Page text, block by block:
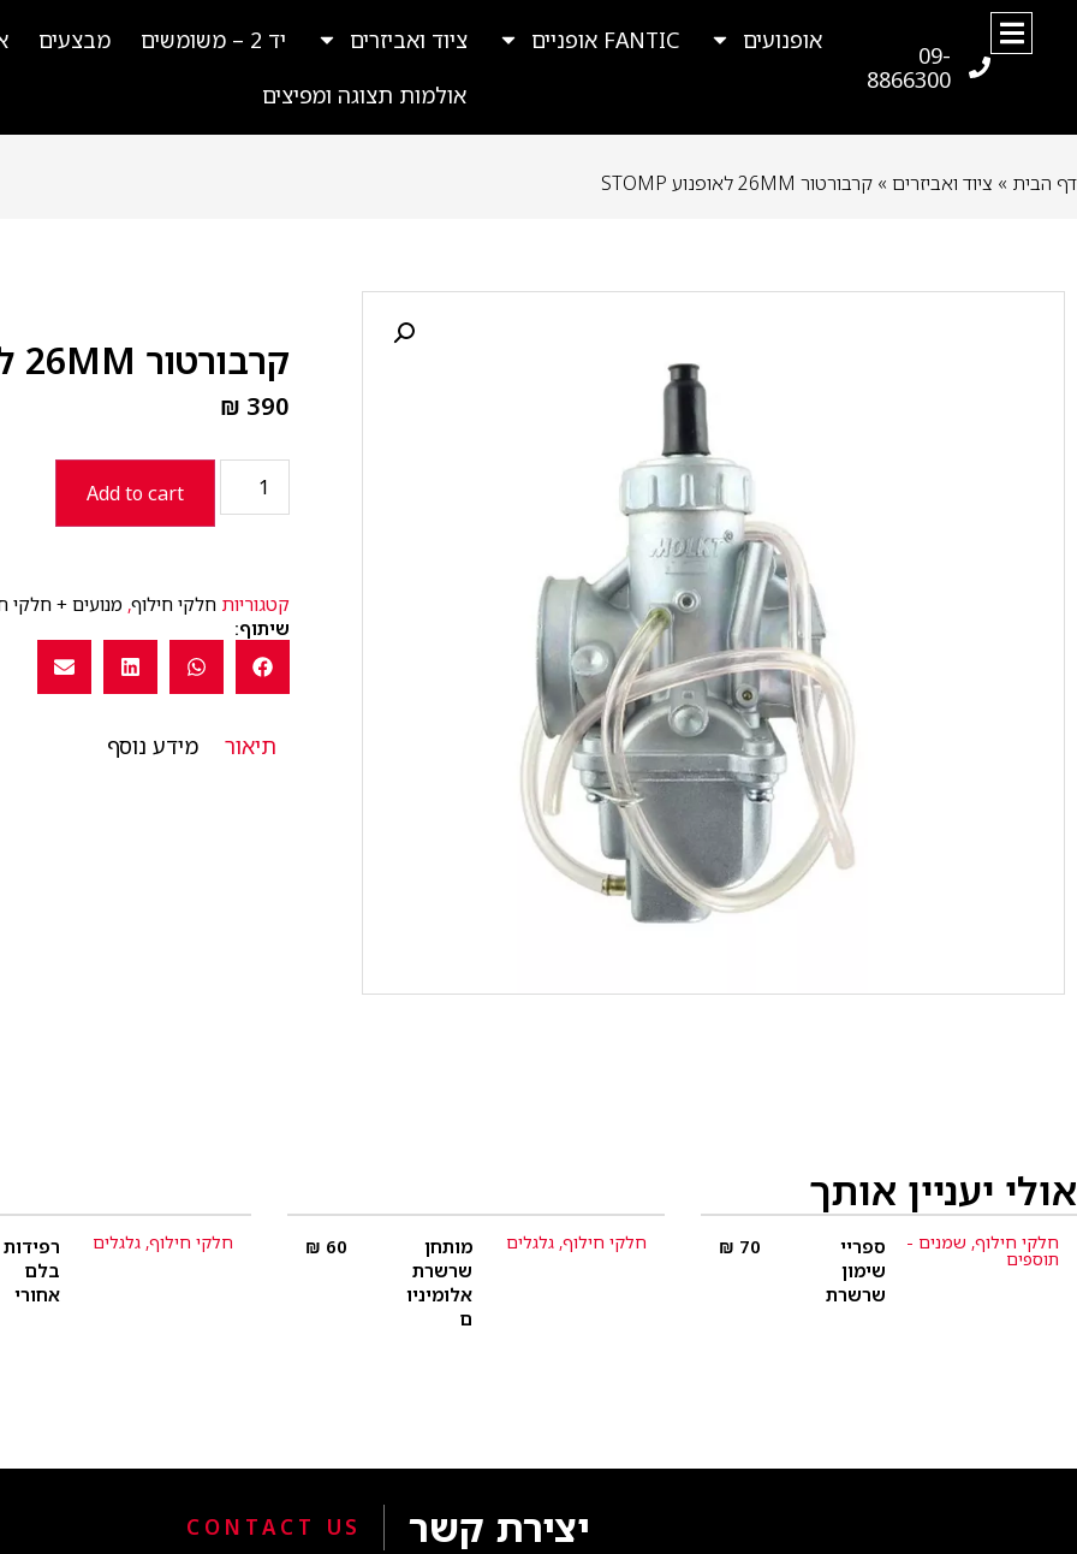
09-
8866300
אופנועים FANTIC אופניים ציוד ואביזרים יד 2 – משומשים מבצעים
אולמות תצוגה ומפיצים
דף הבית » ציוד ואביזרים » קרבורטור 26MM לאופנוע STOMP
קרבורטור 26MM לאופנוע STOMP
₪ 390
Add to cart
קטגוריות חלקי חילוף, מנועים + חלקי
שיתוף:
תיאור מידע נוסף
אולי יעניין אותך
פרטים נוספים
חלקי חילוף, שמנים -
תוספים
ספריי
שימון
שרשרת
₪ 70 פרטים נוספים
חלקי חילוף,גלגלים
מותחן
שרשרת
אלומיניו
ם
₪ 60 פרטים נוספים
חלקי חילוף, גלגלים
רפידות
בלם
אחורי
יצירת קשר
CONTACT US